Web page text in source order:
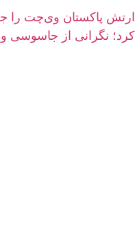
ارتش پاکستان وی‌چت را
کرد؛ نگرانی از جاسوسی